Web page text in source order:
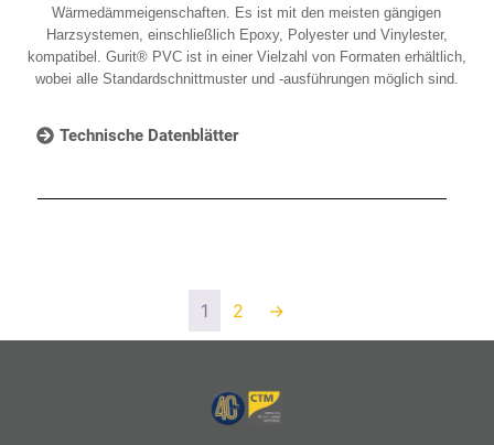
Wärmedämmeigenschaften. Es ist mit den meisten gängigen
Harzsystemen, einschließlich Epoxy, Polyester und Vinylester,
kompatibel. Gurit® PVC ist in einer Vielzahl von Formaten erhältlich,
wobei alle Standardschnittmuster und -ausführungen möglich sind.
Technische Datenblätter
1 2 →